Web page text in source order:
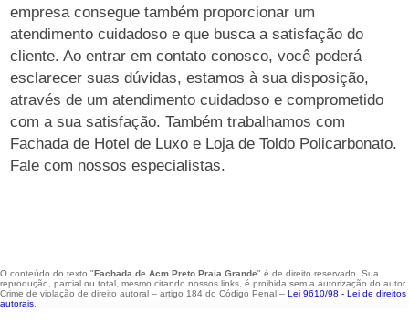
empresa consegue também proporcionar um
atendimento cuidadoso e que busca a satisfação do
cliente. Ao entrar em contato conosco, você poderá
esclarecer suas dúvidas, estamos à sua disposição,
através de um atendimento cuidadoso e comprometido
com a sua satisfação. Também trabalhamos com
Fachada de Hotel de Luxo e Loja de Toldo Policarbonato.
Fale com nossos especialistas.
O conteúdo do texto "Fachada de Acm Preto Praia Grande" é de direito reservado. Sua
reprodução, parcial ou total, mesmo citando nossos links, é proibida sem a autorização do autor.
Crime de violação de direito autoral – artigo 184 do Código Penal – Lei 9610/98 - Lei de direitos
autorais